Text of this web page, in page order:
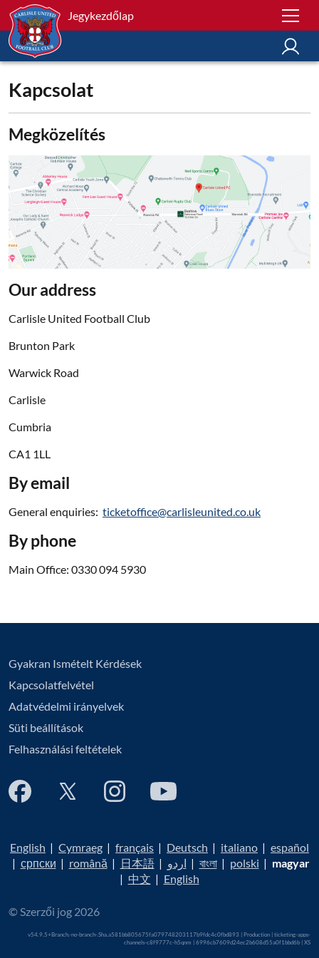
Jegykezdőlap
Kapcsolat
Megközelítés
Our address
Carlisle United Football Club
Brunton Park
Warwick Road
Carlisle
Cumbria
CA1 1LL
By email
General enquiries: ticketoffice@carlisleunited.co.uk
By phone
Main Office: 0330 094 5930
Gyakran Ismételt Kérdések
Kapcsolatfelvétel
Adatvédelmi irányelvek
Süti beállítások
Felhasználási feltételek
English | Cymraeg | français | Deutsch | italiano | español
| српски | română | 日本語| اردو | বাংলা| polski | magyar
| 中文 | English
© Szerzői jog 2026
v54.9.5+Branch.-no-branch-.Sha.a581bb805675fa079748203117b9fdc4c0fbd893 | Production | ticketing-apps-
channels-c8f9777c-h5qnm | 6996cb7609d24ec2b608d55a0f1bbd6b | XS